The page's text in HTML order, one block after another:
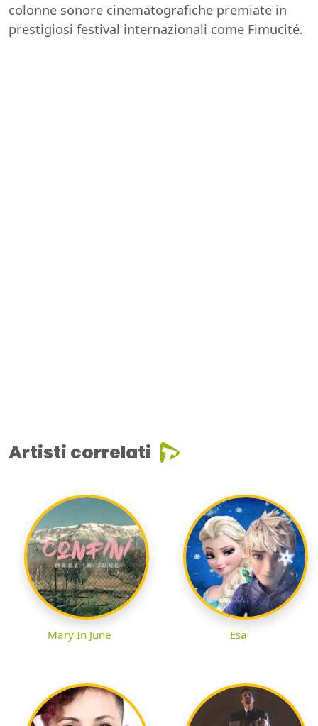
colonne sonore cinematografiche premiate in
prestigiosi festival internazionali come Fimucité.
Artisti correlati
Mary In June Esa